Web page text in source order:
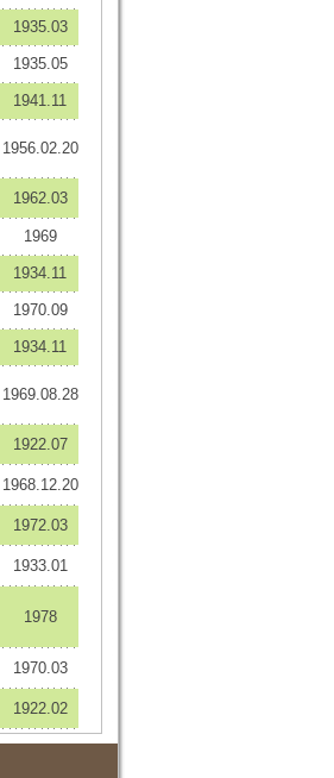
1935.03
1935.05
1941.11
1956.02.20
1962.03
1969
1934.11
1970.09
1934.11
1969.08.28
1922.07
1968.12.20
1972.03
1933.01
1978
1970.03
1922.02